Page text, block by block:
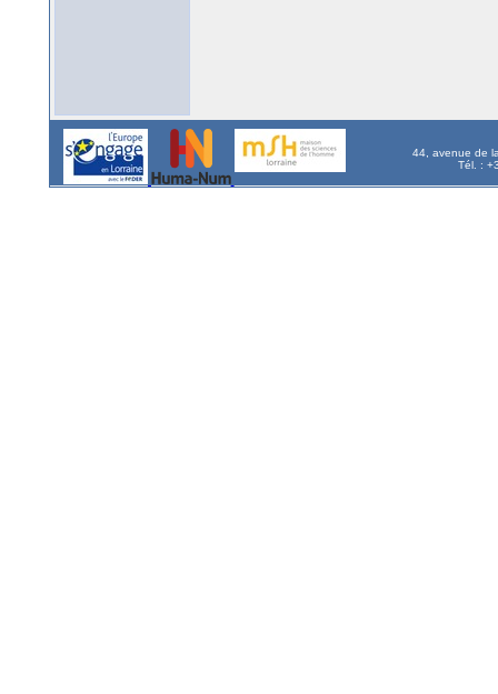
44, avenue de
Tél. :